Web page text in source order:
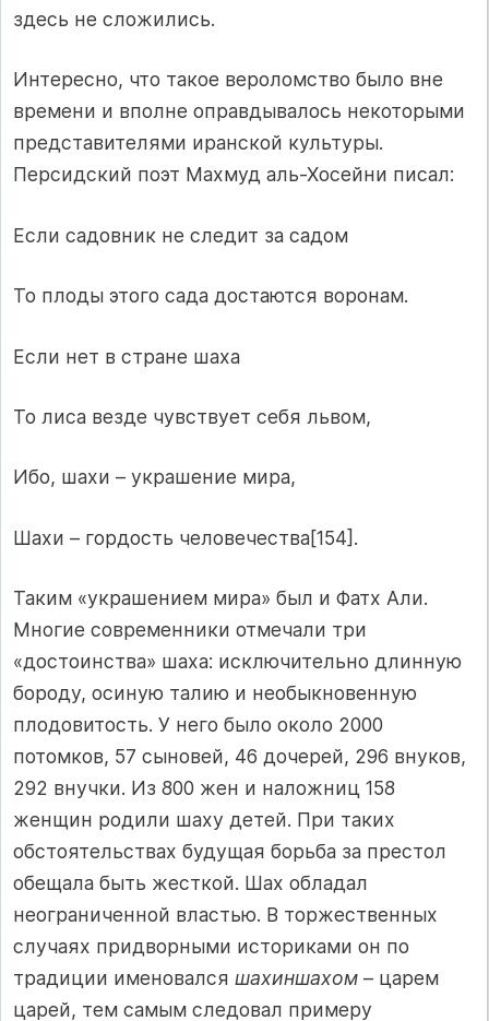
здесь не сложились.
Интересно, что такое вероломство было вне
времени и вполне оправдывалось некоторыми
представителями иранской культуры.
Персидский поэт Махмуд аль-Хосейни писал:
Если садовник не следит за садом
То плоды этого сада достаются воронам.
Если нет в стране шаха
То лиса везде чувствует себя львом,
Ибо, шахи – украшение мира,
Шахи – гордость человечества[154].
Таким «украшением мира» был и Фатх Али.
Многие современники отмечали три
«достоинства» шаха: исключительно длинную
бороду, осиную талию и необыкновенную
плодовитость. У него было около 2000
потомков, 57 сыновей, 46 дочерей, 296 внуков,
292 внучки. Из 800 жен и наложниц 158
женщин родили шаху детей. При таких
обстоятельствах будущая борьба за престол
обещала быть жесткой. Шах обладал
неограниченной властью. В торжественных
случаях придворными историками он по
традиции именовался шахиншахом – царем
царей, тем самым следовал примеру